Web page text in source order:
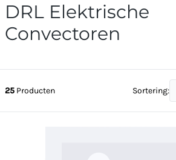
DRL Elektrische
Convectoren
25 Producten Sortering: